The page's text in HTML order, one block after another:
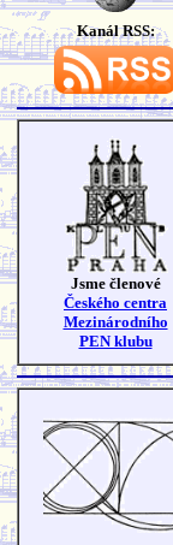
Kanál RSS:
Jsme členové
Českého centra
Mezinárodního
PEN klubu